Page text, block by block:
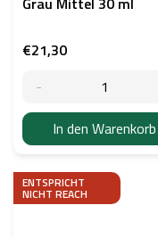
€21,30
In den Warenkorb
ENTSPRICHT
NICHT REACH